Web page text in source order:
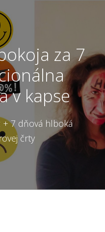
za 7
v kapse
dňová hlboká
črty